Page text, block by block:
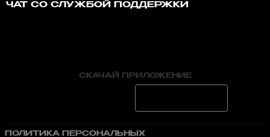
ЧАТ СО СЛУЖБОЙ ПОДДЕРЖКИ
СКАЧАЙ ПРИЛОЖЕНИЕ
ПОЛИТИКА ПЕРСОНАЛЬНЫХ